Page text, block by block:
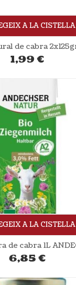
A LA CISTELLA
1,99 €
A LA CISTELLA
6,85 €